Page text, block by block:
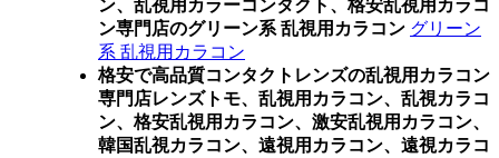
ン、乱視用カラーコンタクト、格安乱視用カラコ
ン専門店のグリーン系 乱視用カラコン グリーン
系 乱視用カラコン
格安で高品質コンタクトレンズの乱視用カラコン
専門店レンズトモ、乱視用カラコン、乱視カラコ
ン、格安乱視用カラコン、激安乱視用カラコン、
韓国乱視カラコン、遠視用カラコン、遠視カラコ